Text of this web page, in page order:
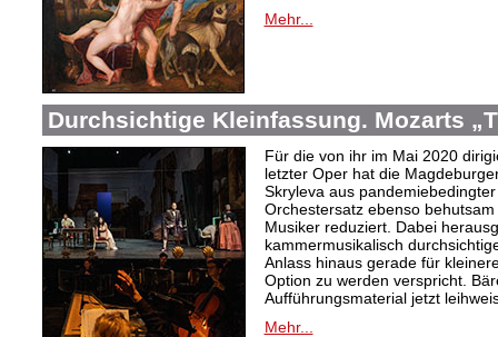
Mehr...
Durchsichtige Kleinfassung. Mozarts
Für die von ihr im Mai 2020
letzter Oper hat die
Skryleva aus
Orchestersatz ebenso
Musiker reduziert. Dabei
kammermusikalisch
Anlass hinaus gerade für
Option zu werden verspricht.
Aufführungsmaterial jetzt
Mehr...